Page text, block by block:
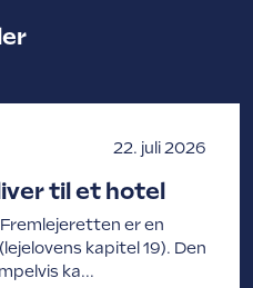
22. juli 2026
til et hotel
er en
kapitel 19). Den
ka...